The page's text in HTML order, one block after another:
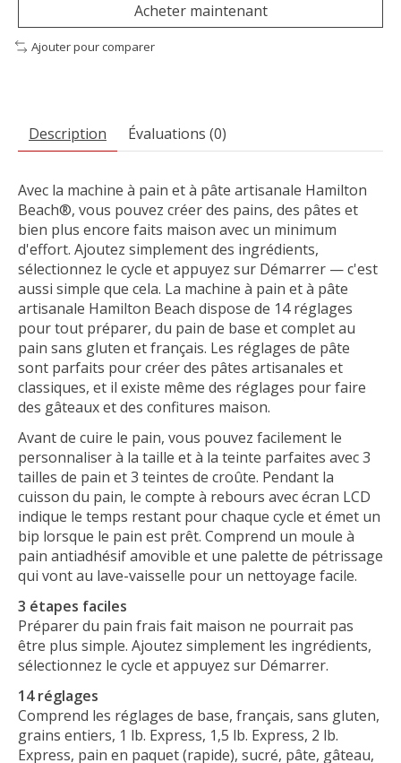
Acheter maintenant
Ajouter pour comparer
Description Évaluations (0)
Avec la machine à pain et à pâte artisanale Hamilton
Beach®, vous pouvez créer des pains, des pâtes et
bien plus encore faits maison avec un minimum
d'effort. Ajoutez simplement des ingrédients,
sélectionnez le cycle et appuyez sur Démarrer — c'est
aussi simple que cela. La machine à pain et à pâte
artisanale Hamilton Beach dispose de 14 réglages
pour tout préparer, du pain de base et complet au
pain sans gluten et français. Les réglages de pâte
sont parfaits pour créer des pâtes artisanales et
classiques, et il existe même des réglages pour faire
des gâteaux et des confitures maison.
Avant de cuire le pain, vous pouvez facilement le
personnaliser à la taille et à la teinte parfaites avec 3
tailles de pain et 3 teintes de croûte. Pendant la
cuisson du pain, le compte à rebours avec écran LCD
indique le temps restant pour chaque cycle et émet un
bip lorsque le pain est prêt. Comprend un moule à
pain antiadhésif amovible et une palette de pétrissage
qui vont au lave-vaisselle pour un nettoyage facile.
3 étapes faciles
Préparer du pain frais fait maison ne pourrait pas
être plus simple. Ajoutez simplement les ingrédients,
sélectionnez le cycle et appuyez sur Démarrer.
14 réglages
Comprend les réglages de base, français, sans gluten,
grains entiers, 1 lb. Express, 1,5 lb. Express, 2 lb.
Express, pain en paquet (rapide), sucré, pâte, gâteau,